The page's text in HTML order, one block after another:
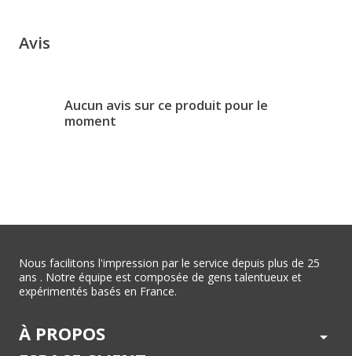
Avis
Aucun avis sur ce produit pour le
moment
Nous facilitons l'impression par le service depuis plus de 25
ans . Notre équipe est composée de gens talentueux et
expérimentés basés en France.
À PROPOS arrow_drop_down